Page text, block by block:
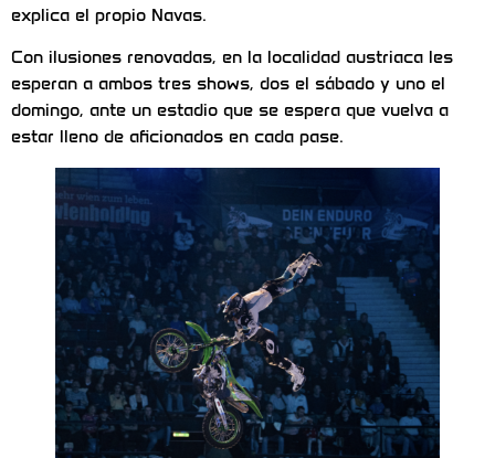
explica el propio Navas.
Con ilusiones renovadas, en la localidad austriaca les
esperan a ambos tres shows, dos el sábado y uno el
domingo, ante un estadio que se espera que vuelva a
estar lleno de aficionados en cada pase.